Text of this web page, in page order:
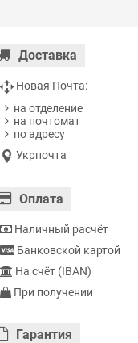
Доставка
Новая Почта:
на отделение
на почтомат
по адресу
Укрпочта
Оплата
Наличный расчёт
Банковской картой
На счёт (IBAN)
При получении
Гарантия